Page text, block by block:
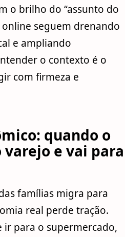
o brilho do “assunto do
seguem drenando
e ampliando
o contexto é o
com firmeza e
quando o
e vai para
famílias migra para
real perde tração.
ir para o supermercado,